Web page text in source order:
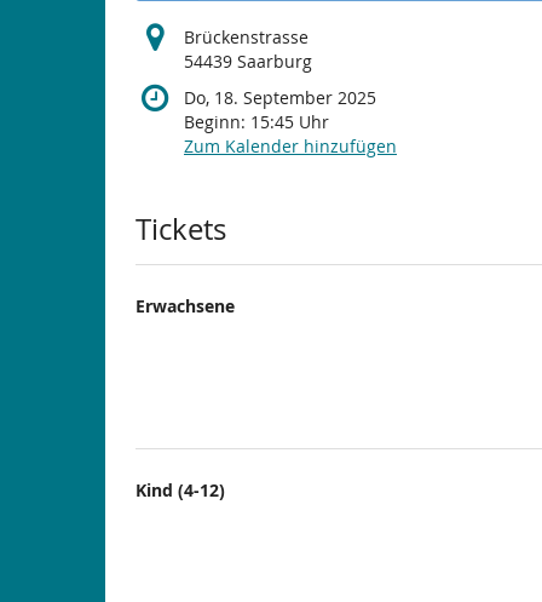
Brückenstrasse
54439 Saarburg
Do, 18. September 2025
Beginn: 15:45 Uhr
Zum Kalender hinzufügen
Produkte
Tickets
Erwachsene
Kind (4-12)